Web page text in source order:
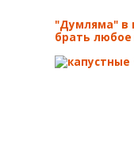
"Думляма" в
брать любое